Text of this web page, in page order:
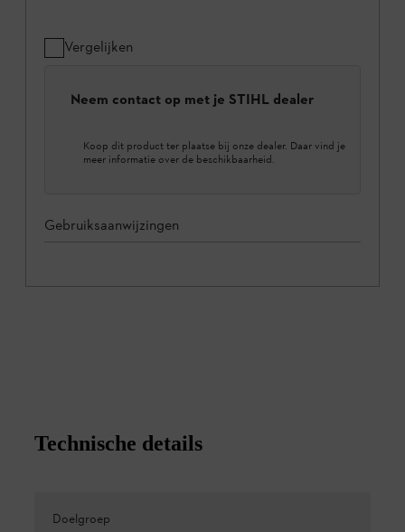
Vergelijken
Neem contact op met je STIHL dealer
Koop dit product ter plaatse bij onze dealer. Daar vind je
meer informatie over de beschikbaarheid.
Gebruiksaanwijzingen
Technische details
Doelgroep